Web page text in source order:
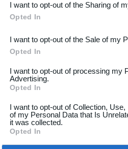
Downstream Participants
third parties.
I want to opt-out of the Sharing of
Opted In
I want to opt-out of the Sale of my
Opted In
I want to opt-out of processing my
Advertising.
Opted In
I want to opt-out of Collection,
of my Personal Data that Is
it was collected.
Opted In